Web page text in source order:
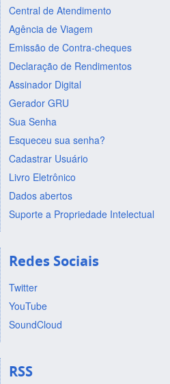
Central de Atendimento
Agência de Viagem
Emissão de Contra-cheques
Declaração de Rendimentos
Assinador Digital
Gerador GRU
Sua Senha
Esqueceu sua senha?
Cadastrar Usuário
Livro Eletrônico
Dados abertos
Suporte a Propriedade Intelectual
Redes Sociais
Twitter
YouTube
SoundCloud
RSS